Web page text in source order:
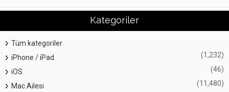
Kategoriler
Tüm kategoriler
iPhone / iPad
(1,232)
iOS (46)
Mac Ailesi (11,480)